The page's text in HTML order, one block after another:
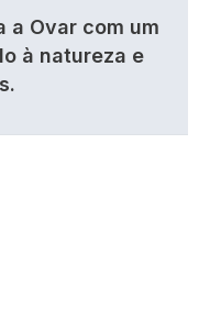
a Ovar com um
à natureza e